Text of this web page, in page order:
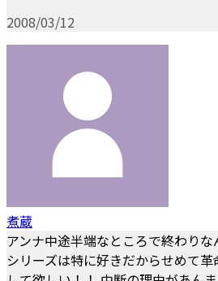
2008/03/12
煮蔵
アンナ中途半端なところで終わり
シリーズは特に好きだからせめて